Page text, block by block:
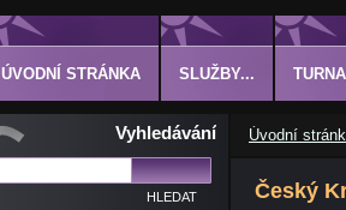
Vyhledávání Úvodní
Český
ÚVODNÍ STRÁNKA SLUŽBY...